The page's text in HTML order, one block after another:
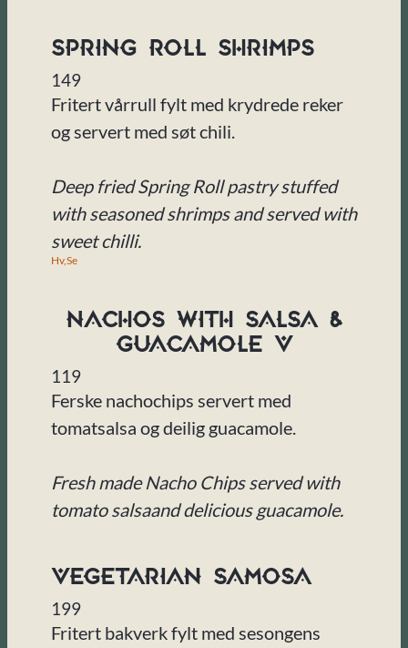
Spring Roll Shrimps
149
Fritert vårrull fylt med krydrede reker
og servert med søt chili.
Deep fried Spring Roll pastry stuffed
with seasoned shrimps and served with
sweet chilli.
Hv,Se
Nachos with Salsa &
Guacamole V
119
Ferske nachochips servert med
tomatsalsa og deilig guacamole.
Fresh made Nacho Chips served with
tomato salsaand delicious guacamole.
Vegetarian Samosa
199
Fritert bakverk fylt med sesongens